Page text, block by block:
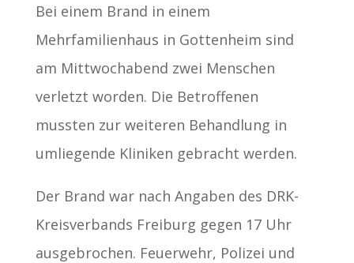
Bei einem Brand in einem
Mehrfamilienhaus in Gottenheim sind
am Mittwochabend zwei Menschen
verletzt worden. Die Betroffenen
mussten zur weiteren Behandlung in
umliegende Kliniken gebracht werden.
Der Brand war nach Angaben des DRK-
Kreisverbands Freiburg gegen 17 Uhr
ausgebrochen. Feuerwehr, Polizei und